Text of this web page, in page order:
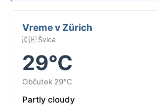
Vreme v Zürich
🇨🇭 Švica
29°C
Občutek 29°C
Partly cloudy